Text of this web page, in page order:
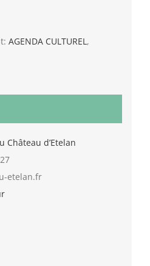
AGENDA CULTUREL,
Château d’Etelan
etelan.fr